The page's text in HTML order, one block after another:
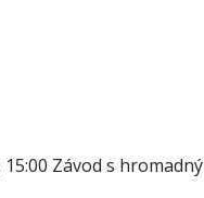
Závod s